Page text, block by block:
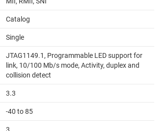
Catalog
Single
JTAG1149.1, Programmable LED support for
link, 10/100 Mb/s mode, Activity, duplex and
collision detect
3.3
-40 to 85